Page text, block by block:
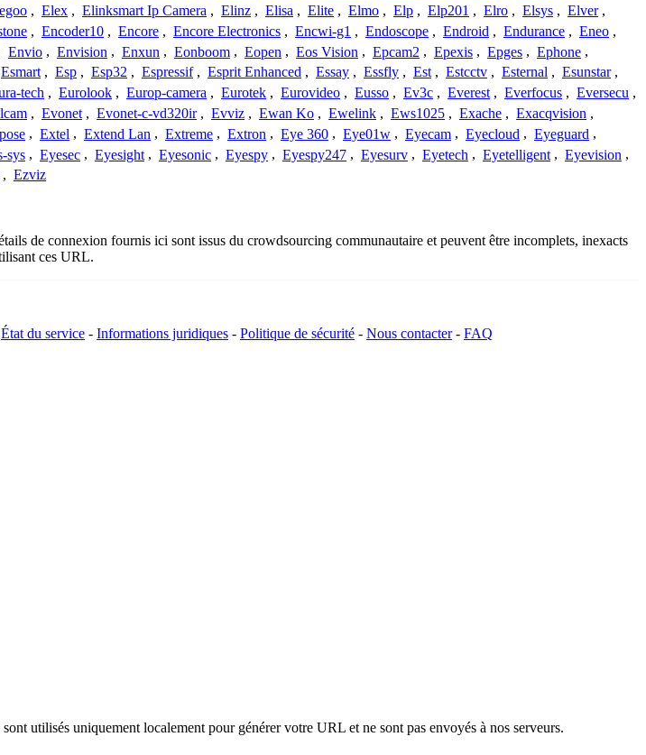
, Elex , Elinksmart Ip Camera , Elinz , Elisa , Elite , Elmo , Elp , Elp201 , Elro , Elsys , Elver ,
, Encoder10 , Encore , Encore Electronics , Encwi-g1 , Endoscope , Endroid , Endurance , Eneo ,
Envio , Envision , Enxun , Eonboom , Eopen , Eos Vision , Epcam2 , Epexis , Epges , Ephone ,
Esmart , Esp , Esp32 , Espressif , Esprit Enhanced , Essay , Essfly , Est , Estcctv , Esternal , Esunstar ,
tech , Eurolook , Europ-camera , Eurotek , Eurovideo , Eusso , Ev3c , Everest , Everfocus , Eversecu ,
, Evonet , Evonet-c-vd320ir , Evviz , Ewan Ko , Ewelink , Ews1025 , Exache , Exacqvision ,
, Extel , Extend Lan , Extreme , Extron , Eye 360 , Eye01w , Eyecam , Eyecloud , Eyeguard ,
sys , Eyesec , Eyesight , Eyesonic , Eyespy , Eyespy247 , Eyesurv , Eyetech , Eyetelligent , Eyevision ,
, Ezviz
de connexion fournis ici sont issus du crowdsourcing communautaire et peuvent être incomplets, inexacts
ces URL.
État du service - Informations juridiques - Politique de sécurité - Nous contacter- FAQ
utilisés uniquement localement pour générer votre URL et ne sont pas envoyés à nos serveurs.